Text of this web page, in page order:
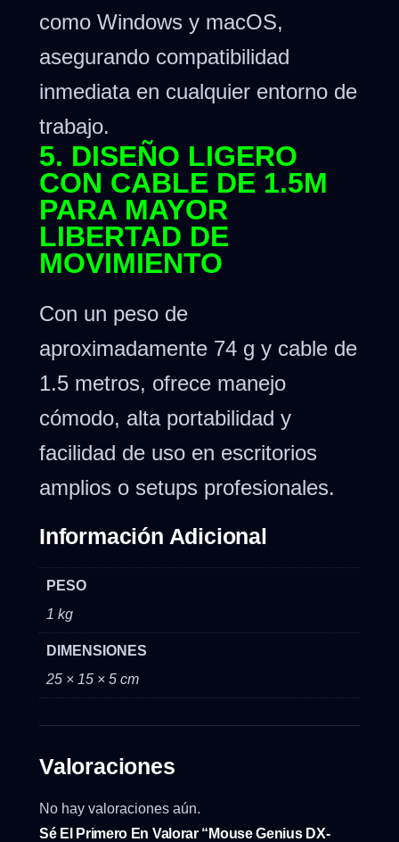
como Windows y macOS,
asegurando compatibilidad
inmediata en cualquier entorno de
trabajo.
5. DISEÑO LIGERO
CON CABLE DE 1.5M
PARA MAYOR
LIBERTAD DE
MOVIMIENTO
Con un peso de
aproximadamente 74 g y cable de
1.5 metros, ofrece manejo
cómodo, alta portabilidad y
facilidad de uso en escritorios
amplios o setups profesionales.
Información Adicional
PESO
1 kg
DIMENSIONES
25 × 15 × 5 cm
Valoraciones
No hay valoraciones aún.
Sé El Primero En Valorar “Mouse Genius DX-